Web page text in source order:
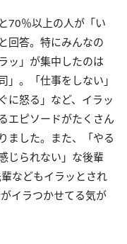
70％以上の人が「い
回答。特にみんなの
ラッ」が集中したのは
」。「仕事をしない」
ぐに怒る」など、イラッ
エピソードがたくさん
ました。また、「やる
じられない」な後輩
などもイラッとされ
イラつかせてる気が